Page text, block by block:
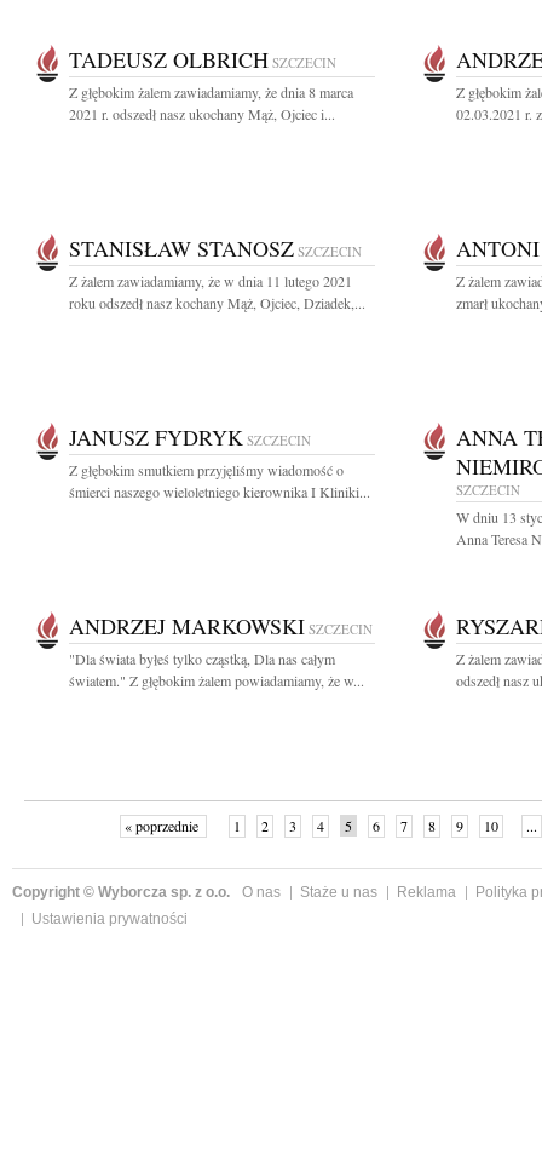
TADEUSZ OLBRICH SZCZECIN
Z głębokim żalem zawiadamiamy, że dnia 8 marca
2021 r. odszedł nasz ukochany Mąż, Ojciec i...
Z głębokim
02.03.2021 r.
STANISŁAW STANOSZ SZCZECIN
Z żalem zawiadamiamy, że w dnia 11 lutego 2021
roku odszedł nasz kochany Mąż, Ojciec, Dziadek,...
Z żalem
zmarł
JANUSZ FYDRYK SZCZECIN
Z głębokim smutkiem przyjęliśmy wiadomość o
śmierci naszego wieloletniego kierownika I Kliniki...
ANNA
SZCZECIN
W dniu 13
Anna Teresa
ANDRZEJ MARKOWSKI SZCZECIN
"Dla świata byłeś tylko cząstką, Dla nas całym
światem." Z głębokim żalem powiadamiamy, że w...
Z żalem
odszedł nasz
« poprzednie 1 2 3 4 5 6 7 8 9 10 ...
Copyright © Wyborcza sp. z o.o. O nas Staże u nas Reklama
Polityka
Ustawienia prywatności